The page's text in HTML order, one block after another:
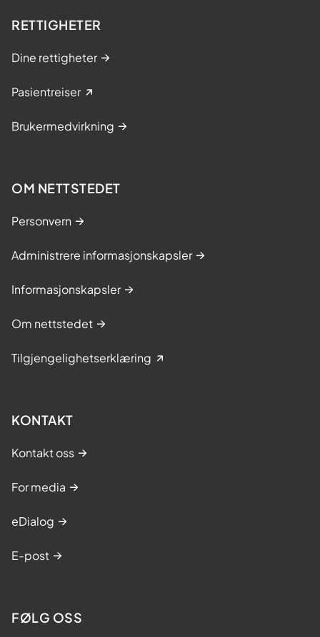
RETTIGHETER
Dine rettigheter
Pasientreiser
Brukermedvirkning
OM NETTSTEDET
Personvern
Administrere informasjonskapsler
Informasjonskapsler
Om nettstedet
Tilgjengelighetserklæring
KONTAKT
Kontakt oss
For media
eDialog
E-post
FØLG OSS